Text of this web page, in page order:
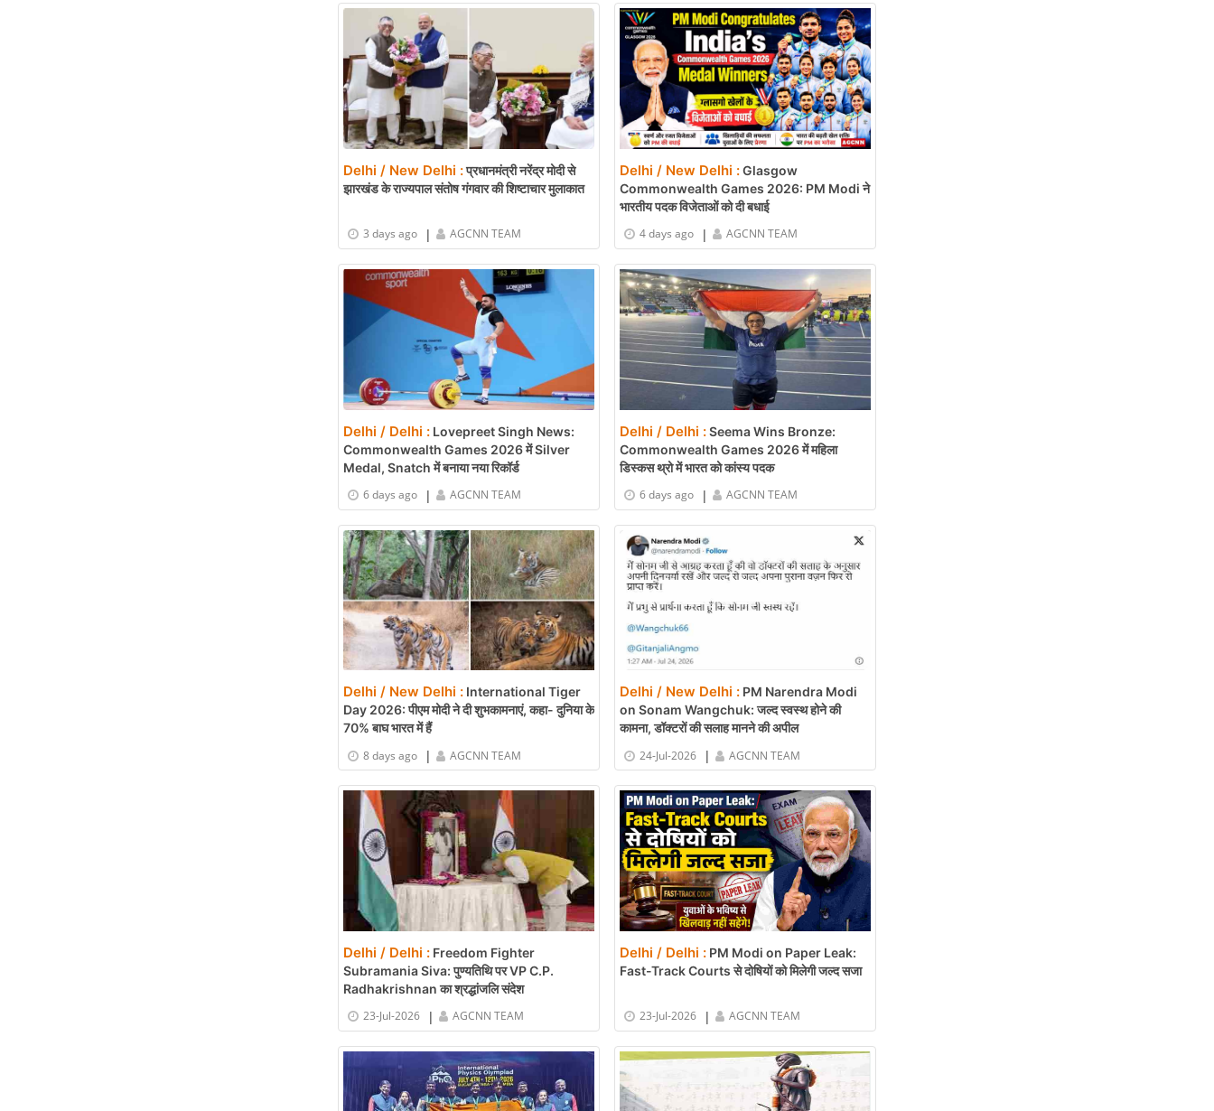
Delhi / New Delhi :प्रधानमंत्री नरेंद्र मोदी से
झारखंड के राज्यपाल संतोष गंगवार की शिष्टाचार मुलाकात
3 days ago | AGCNN TEAM
Delhi / New Delhi :Glasgow
Commonwealth Games 2026: PM Modi ने
भारतीय पदक विजेताओं को दी बधाई
4 days ago
| AGCNN TEAM
Delhi / Delhi : Lovepreet Singh News:
Commonwealth Games 2026 में Silver
Medal, Snatch में बनाया नया रिकॉर्ड
6 days ago
| AGCNN TEAM
Delhi / Delhi :Seema Wins Bronze:
Commonwealth Games 2026 में महिला
डिस्कस थ्रो में भारत को कांस्य पदक
6 days ago
| AGCNN TEAM
Delhi / New Delhi : International Tiger
Day 2026: पीएम मोदी ने दी शुभकामनाएं, कहा- दुनिया के
70% बाघ भारत में हैं
8 days ago
| AGCNN TEAM
Delhi / New Delhi : PM Narendra Modi
on Sonam Wangchuk: जल्द स्वस्थ होने की
कामना, डॉक्टरों की सलाह मानने की अपील
24-Jul-2026
| AGCNN TEAM
Delhi / Delhi : Freedom Fighter
Subramania Siva: पुण्यतिथि पर VP C.P.
Radhakrishnan का श्रद्धांजलि संदेश
23-Jul-2026
| AGCNN TEAM
Delhi / Delhi : PM Modi on Paper Leak:
Fast-Track Courts से दोषियों को मिलेगी जल्द सजा
23-Jul-2026 | AGCNN TEAM